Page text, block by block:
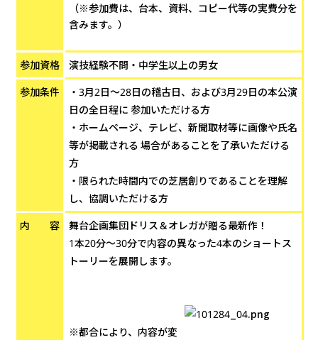
（※参加費は、台本、資料、コピー代等の実費分を
含みます。）
参加資格
演技経験不問・中学生以上の男女
参加条件
・3月2日～28日の稽古日、および3月29日の本公演
日の全日程に 参加いただける方
・ホームページ、テレビ、新聞取材等に画像や氏名
等が掲載される 場合があることを了承いただける
方
・限られた時間内での芝居創りであることを理解
し、協調いただける方
内 容
舞台企画集団ドリス＆オレガが贈る最新作！
1本20分～30分で内容の異なった4本のショートス
トーリーを展開します。
※都合により、内容が変